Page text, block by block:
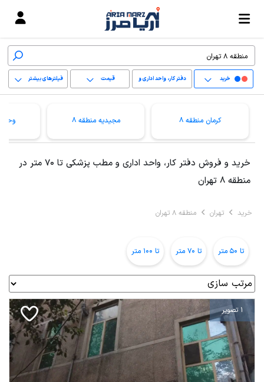
خرید دفتر کار، واحد اداری و
مطب پزشکی
قیمت فیلترهای بیشتر
پاک کردن محدوده
کرمان منطقه 8 مجیدیه منطقه 8
خرید و فروش دفتر کار، واحد اداری و مطب پزشکی تا 70 متر در
منطقه 8 تهران
خرید تهران منطقه 8 تهران
تا 50 متر تا 70 متر تا 100 متر
1 تصویر